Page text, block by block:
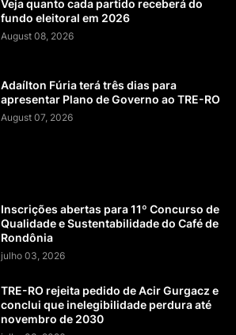
Veja quanto cada partido receberá do
fundo eleitoral em 2026
August 08, 2026
Adaílton Fúria terá três dias para
apresentar Plano de Governo ao TRE-RO
August 07, 2026
Inscrições abertas para 11º Concurso de
Qualidade e Sustentabilidade do Café de
Rondônia
julho 03, 2026
TRE-RO rejeita pedido de Acir Gurgacz e
conclui que inelegibilidade perdura até
novembro de 2030